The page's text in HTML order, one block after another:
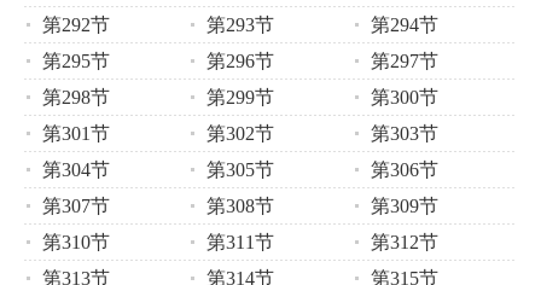
第292节
第293节
第294节
第295节
第296节
第297节
第298节
第299节
第300节
第301节
第302节
第303节
第304节
第305节
第306节
第307节
第308节
第309节
第310节
第311节
第312节
第313节
第314节
第315节